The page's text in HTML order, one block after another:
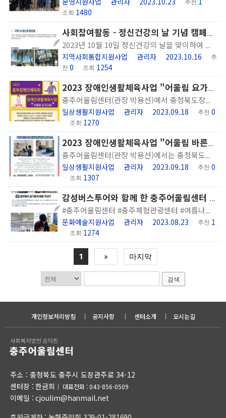
추천
조회 1480
사회참여활동 - 정신건강의 날 기념 캠페인 진행
2023년 10월 10일 정신건강의 날을 맞이하여 정신건강의 중요성을 환기하고 정신질환에 대한 편견을 해소하기 위하여 캠페인을 진행하였습니다. 2023년 10월 10일(화)~12일(목) 3일간 충주시보건소를 시작으로 호암병원, 남범우평안정신과의원, 호암지 생태공원, 충주운전면허시험장, 건국대학교 글로컬 캠퍼스 총 6곳에서 약 760여명의 지역 주민과 대학생을 대상으로 안내문과 함께 무료로 차를 나눠주거나 간식꾸러미를 제작하여 나눠주며 충주어울림센터 이용인분들이 직접 캠페인을 진행하였습니다.,
지역사회통합지원사업 관리자 2023.10.16
추
천 0 조회 1254
2023 장애인생활체육사업 "어울림 요가교실" 종료
충주어울림센터(관장 박용선)에서 충청북도장애인체육회 2023 장애인 생활체육사업으로 선정되어 2023. 3. 8(수) ~ 8. 30(수) 26회기 진행된 어울림 요가교실이 종료되었습니다. 여성 정신장애인을 대상으로 진행되었던 이번 생활체육교실은 어깨, 골반, 무릎 등 여성들이 쉽게 취약해 질 수 있는 부위를 중심으로 유연성을 기르고 일상에서 활용할 수 있는 동작을 반복적으로 지도하며 신체를 단련하고 몸과 마음을 깨우는 시간이 될 수 있었습니다. 이용인들도 처음에는 운동 자체에 대한 부담감이 있기도 했지만 운동시간이 끝나고 하면 '하길 잘했어요,', '몸이 시원해요.'라는 얘기를 해주셨습니다. 앞으로 긍정적인 경험을 드릴 수 있도록 최선을 다하겠습니다. 감사합니다.
일상생활지원사업 관리자 2023.09.18 추천 0
조회 1270
2023 장애인생활체육사업 "어울림 바른체형운동교실" 종료
충주어울림센터(관장 박용선)에서는 충청북도장애인체육회 2023년 장애인생활체육사업에 선정되어 2023. 3. 7(화) ~ 9. 12(화) 실시한 어울림 바른체형운동교실이 25회기를 끝으로 종료되었습니다. 남성 정신장애인의 굳어진 몸과 마음을 유연하게 하고 건강한 체력을 유지하는 것의 중요성을 배우고 어깨와 허리, 하체 근력 등 나이 들어 감에 따라 신경 써야 할 부위를 중심으로 바른 자세 뿐만 아니라 관절의 가동성을 확장하는 자세를 배우는 뜻 깊은 시간이 되었습니다. 앞으로도 이용인의 건강증진을 위해 노력하겠습니다. 감사합니다.
일상생활지원사업 관리자 2023.09.18 추천 0
조회 1307
감성버스투어와 함께 한 충주어울림센터 여름 나들이
#충주어울림센터 #충주체험관광센터 #여름나들이 #충주활옥동굴 #임충민공충렬사 #도담다육농원
문화예술지원사업 관리자 2023.08.23 추천 1
조회 1274
1 » 마지막
검색
개인정보처리방침 ｜ 공지사항 ｜ 센터소개 ｜ 오시는길
주소 : 충청북도 충주시 도장관주로 34-12
센터장 : 한금희 ｜ 대표전화 : 043-856-0509
이메일 : cjoulim@hanmail.net